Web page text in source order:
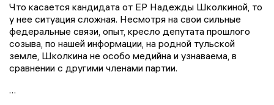
Что касается кандидата от ЕР Надежды Школкиной, то
у нее ситуация сложная. Несмотря на свои сильные
федеральные связи, опыт, кресло депутата прошлого
созыва, по нашей информации, на родной тульской
земле, Школкина не особо медийна и узнаваема, в
сравнении с другими членами партии.
…